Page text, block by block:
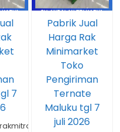
7
Pabrik Jual
Harga Rak
Minimarket
Toko
Pengiriman
Ternate
Maluku tgl 7
juli 2026